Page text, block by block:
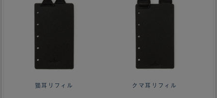
猫耳リフィル クマ耳リフィル